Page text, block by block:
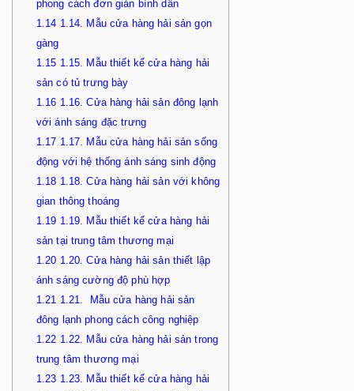
phong cách đơn giản bình dân
1.14 1.14. Mẫu cửa hàng hải sản gọn
gàng
1.15 1.15. Mẫu thiết kế cửa hàng hải
sản có tủ trưng bày
1.16 1.16. Cửa hàng hải sản đông lạnh
với ánh sáng đặc trưng
1.17 1.17. Mẫu cửa hàng hải sản sống
động với hệ thống ánh sáng sinh động
1.18 1.18. Cửa hàng hải sản với không
gian thông thoáng
1.19 1.19. Mẫu thiết kế cửa hàng hải
sản tại trung tâm thương mại
1.20 1.20. Cửa hàng hải sản thiết lập
ánh sáng cường độ phù hợp
1.21 1.21. Mẫu cửa hàng hải sản
đông lạnh phong cách công nghiệp
1.22 1.22. Mẫu cửa hàng hải sản trong
trung tâm thương mại
1.23 1.23. Mẫu thiết kế cửa hàng hải